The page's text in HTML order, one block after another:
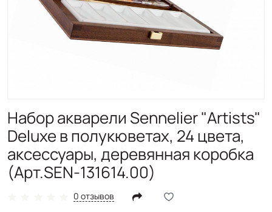
Набор акварели Sennelier "Artists"
Deluxe в полукюветах, 24 цвета,
аксессуары, деревянная коробка
(Арт.SEN-131614.00)
0 отзывов